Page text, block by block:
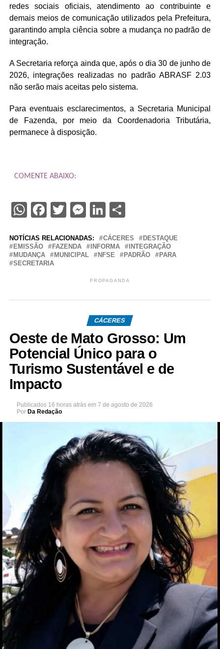
redes sociais oficiais, atendimento ao contribuinte e
demais meios de comunicação utilizados pela Prefeitura,
garantindo ampla ciência sobre a mudança no padrão de
integração.
A Secretaria reforça ainda que, após o dia 30 de junho de
2026, integrações realizadas no padrão ABRASF 2.03
não serão mais aceitas pelo sistema.
Para eventuais esclarecimentos, a Secretaria Municipal
de Fazenda, por meio da Coordenadoria Tributária,
permanece à disposição.
COMENTE ABAIXO:
WhatsApp
Facebook
Twitter
Messenger
LinkedIn
Share
NOTÍCIAS RELACIONADAS: CÁCERES
DESTAQUE
EMISSÃO
FAZENDA INFORMA
INTEGRAÇÃO
MUDANÇA
MUNICIPAL NFSE PADRÃO
PARA
SECRETARIA
PROPAGANDA
CÁCERES
Oeste de Mato Grosso: Um
Potencial Único para o
Turismo Sustentável e de
Impacto
Publicados 16 horas atrás em 7 de agosto de 2026
Por Da Redação